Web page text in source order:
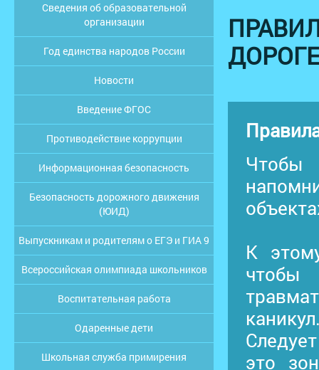
Сведения об образовательной
организации
Год единства народов России
Новости
Введение ФГОС
Противодействие коррупции
Информационная безопасность
Безопасность дорожного движения
(ЮИД)
Выпускникам и родителям о ЕГЭ и ГИА 9
Всероссийская олимпиада школьников
Воспитательная работа
Одаренные дети
Школьная служба примирения
ДОРОГЕ
Чтобы
К
чтобы
это